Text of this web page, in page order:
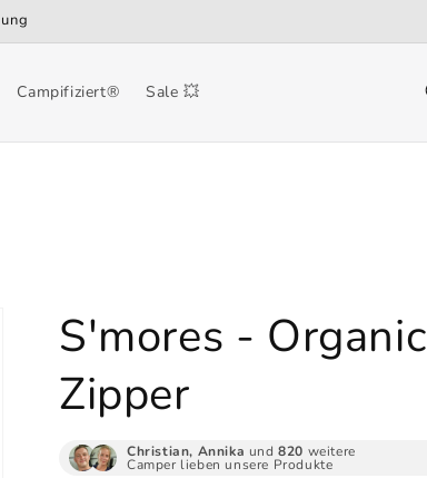
Campifiziert® Sale 💥
S'mores - Organic
Zipper
Christian, Annika und820 weitere
Camper lieben unsere Produkte